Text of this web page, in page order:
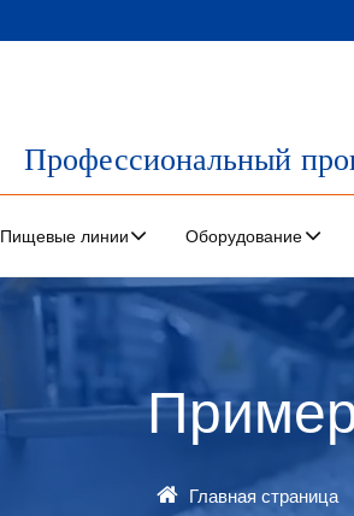
Профессиональный
Пищевые линии Оборудование
Главная страница